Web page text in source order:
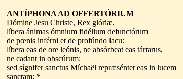
ANTÍPHONA AD OFFERTÓRIUM
Dómine Jesu Christe, Rex glóriæ,
líbera ánimas ómnium fidélium defunctórum
de pœnis inférni et de profúndo lacu:
líbera eas de ore leónis, ne absórbeat eas tártarus,
ne cadant in obscúrum:
sed sígnifer sanctus Míchaël repræséntet eas in lucem
sanctam: *